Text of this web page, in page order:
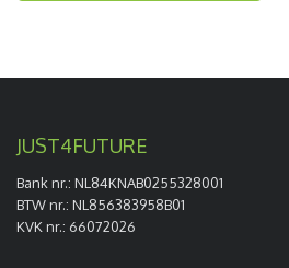
JUST4FUTURE
Bank nr.: NL84KNAB0255328001
BTW nr.: NL856383958B01
KVK nr.: 66072026